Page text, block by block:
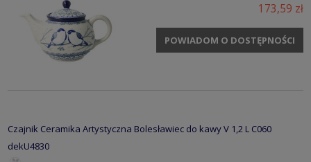
173,59 zł
POWIADOM O DOSTĘPNOŚCI
Czajnik Ceramika Artystyczna Bolesławiec do kawy V 1,2 L C060
dekU4830